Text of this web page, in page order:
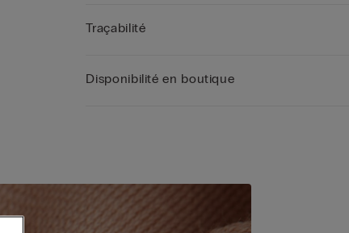
Traçabilité
Disponibilité en boutique